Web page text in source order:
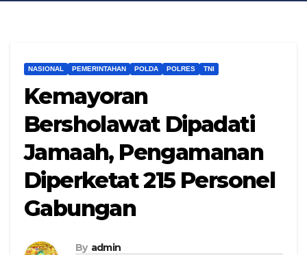
NASIONAL PEMERINTAHAN POLDA POLRES TNI
Kemayoran
Bersholawat Dipadati
Jamaah, Pengamanan
Diperketat 215 Personel
Gabungan
By admin